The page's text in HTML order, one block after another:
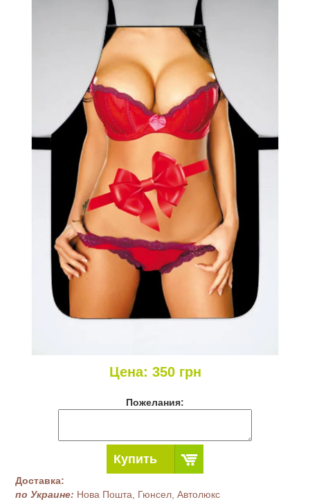
Цена: 350грн
Пожелания:
Купить
Доставка:
по Украине: Нова Пошта, Гюнсел, Автолюкс